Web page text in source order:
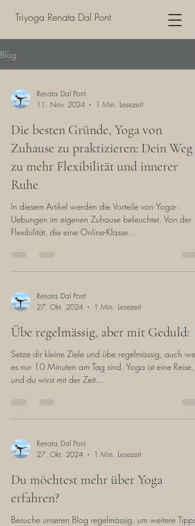
Triyoga Renata Dal Pont
Blog
Renata Dal Pont
11. Nov. 2024
1 Min. Lesezeit
Die besten Gründe, Yoga von
Zuhause zu praktizieren: Dein Weg
zu mehr Flexibilität und innerer
Ruhe
In diesem Artikel werden die Vorteile von Yoga-
Uebungen im eigenen Zuhause beleuchtet. Von der
Flexibilität, die eine Online-Klasse...
Renata Dal Pont
27. Okt. 2024
1 Min. Lesezeit
Übe regelmässig, aber mit Geduld:
Setze dir kleine Ziele und übe regelmässig, auch
es nur 10 Minuten am Tag sind. Yoga ist eine Reise,
und du wirst mit der Zeit...
Renata Dal Pont
27. Okt. 2024
1 Min. Lesezeit
Du möchtest mehr über Yoga
erfahren?
Besuche unseren Blog regelmässig, um weitere Tipps,